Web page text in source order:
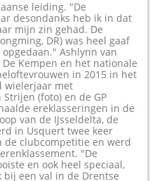
leiding. "De
desondanks heb ik in dat
mijn zin gehad. De
DR) was heel gaaf
Ashlynn van
Kempen en het nationale
in 2015 in het
wielerjaar met
(foto) en de GP
ereklasseringen in de
van de IJsseldelta, de
in Usquert twee keer
de clubcompetitie en werd
"De
en ook heel speciaal,
een val in de Drentse